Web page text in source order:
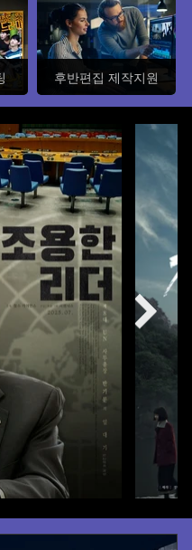
후반편집 제작지원